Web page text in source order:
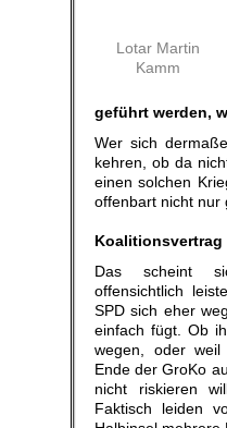
Lotar Martin
Kamm
geführt werden,
Wer sich
kehren, ob da
einen solchen
offenbart nicht nur
Koalitionsvertrag
Das scheint
offensichtlich
SPD sich eher
einfach fügt. Ob
wegen, oder
Ende der GroKo
nicht riskieren
Faktisch leiden